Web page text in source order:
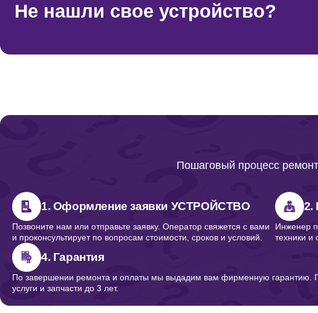
Не нашли свое устройство?
Пошаговый процесс
1. Оформление заявки УСТРОЙСТВО
Позвоните нам или отправьте заявку. Оператор свяжется с вами
и проконсультирует по вопросам стоимости, сроков и условий.
2.
Инженер
техники и
4. Гарантия
По завершении ремонта и оплаты мы выдадим вам фирменную гарантию.
услуги и запчасти до 3 лет.